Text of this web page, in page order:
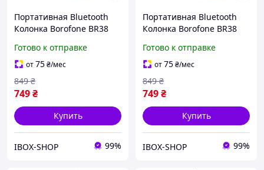
Портативная Bluetooth
Колонка Borofone BR38
Military
Готово к отправке
от75₴/мес
749₴
849 ₴
Купить
IBOX-SHOP 99%
Портативная Bluetooth
Колонка Borofone BR38
Готово к отправке
от75₴/мес
749₴
849 ₴
Купить
IBOX-SHOP 99%